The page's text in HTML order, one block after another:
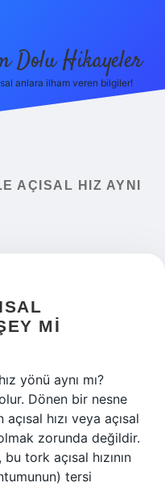
Dolu Hikayeler
anlara ilham veren bilgiler!
AÇISAL HIZ AYNI
MI
yönü aynı mı?
Dönen bir nesne
hızı veya açısal
zorunda değildir.
tork açısal hızının
tersi